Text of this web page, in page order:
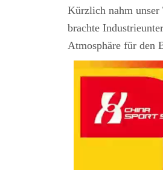
Kürzlich nahm
brachte
Atmosphäre für den